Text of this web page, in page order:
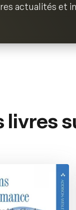
actualités et
livres